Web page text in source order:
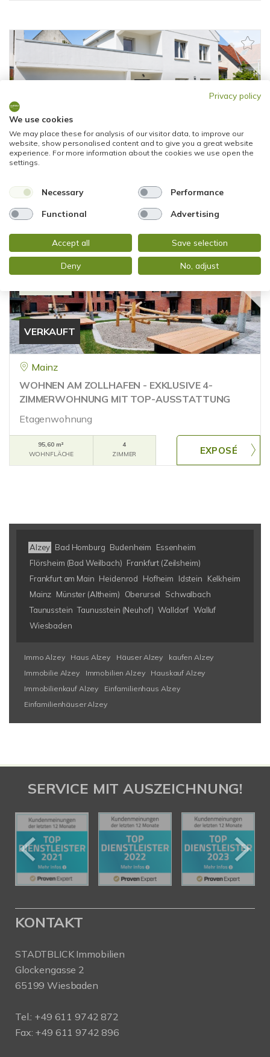
Mainz
EINFAMILIENHAUS MIT DACHTERRASSE,
EINBAUKÜCHE UND GARAGE
Einfamilienhaus
145 m²
WOHNFLÄCHE
VERKAUFT
Mainz
WOHNEN AM ZOLLHAFEN - EXKLUSIVE 4-
ZIMMERWOHNUNG MIT TOP-AUSSTATTUNG
Etagenwohnung
95,60 m²
WOHNFLÄCHE
4
ZIMMER
Alzey Bad Homburg Budenheim
Essenheim
Flörsheim (Bad Weilbach) Frankfurt (Zeilsheim)
Frankfurt am Main Heidenrod Hofheim Idstein
Kelkheim
Mainz Münster (Altheim) Oberursel
Schwalbach
Taunusstein Taunusstein (Neuhof) Walldorf Walluf
Wiesbaden
Immo Alzey Haus Alzey Häuser Alzey
kaufen Alzey
Immobilie Alzey
Immobilien Alzey
Hauskauf Alzey
Immobilienkauf Alzey
Einfamilienhaus Alzey
Einfamilienhäuser Alzey
SERVICE MIT AUSZEICHNUNG!
KONTAKT
STADTBLICK Immobilien
Glockengasse 2
65199 Wiesbaden
Tel.: +49 611 9742 872
Fax: +49 611 9742 896
Privacy policy
We use cookies
We may place these for analysis of our visitor data, to improve our
website, show personalised content and to give you a great website
experience. For more information about the cookies we use open the
settings.
Necessary Performance
Functional Advertising
Accept all Save selection
Deny No, adjust